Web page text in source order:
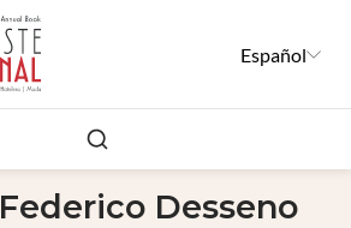
Español
Buscar
Federico Desseno